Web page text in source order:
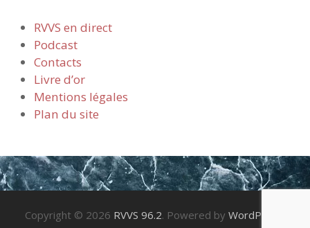
RVVS en direct
Podcast
Contacts
Livre d’or
Mentions légales
Plan du site
Copyright © 2026 RVVS 96.2. Powered by WordPress